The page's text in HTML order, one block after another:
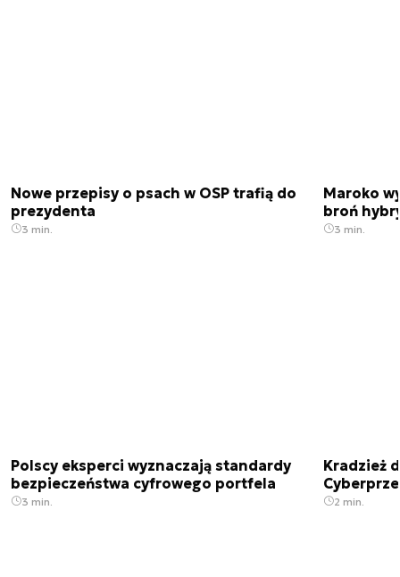
Nowe przepisy o psach w OSP trafią do
prezydenta
3 min.
Maroko
broń
3 min.
Polscy eksperci wyznaczają standardy
bezpieczeństwa cyfrowego portfela
3 min.
Kradzież
2 min.